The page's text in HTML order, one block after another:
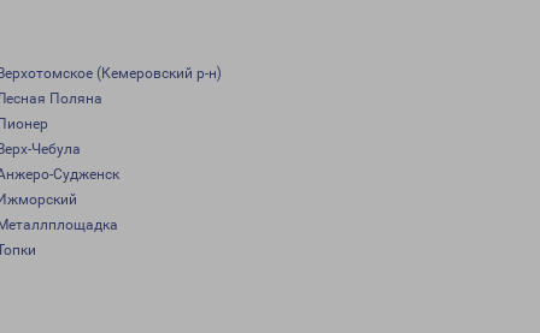
(Кемеровский р-н)
Поляна
Чебула
Судженск